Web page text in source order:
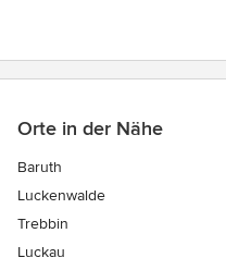
Orte in der Nähe
Baruth
Luckenwalde
Trebbin
Luckau